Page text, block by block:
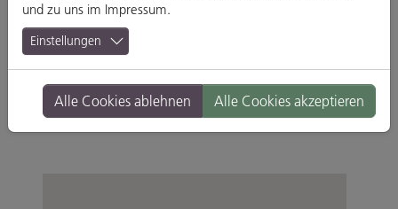
Pilspub Eule
Glockengasse 1, 93047 Regensburg
Branche: Bars
Standort: Altstadt
und zu uns im Impressum.
Einstellungen
Alle Cookies ablehnen Alle Cookies akzeptieren